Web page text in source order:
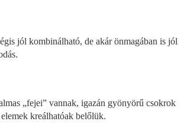
jól kombinálható, de akár önmagában is jól
„fejei” vannak, igazán gyönyörű csokrok
kreálhatóak belőlük.